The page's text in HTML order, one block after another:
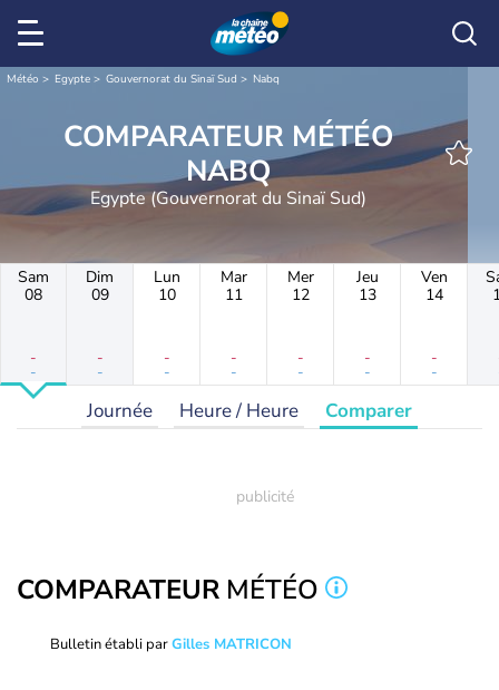
Météo Egypte Gouvernorat du Sinaï Sud Nabq
COMPARATEUR MÉTÉO
NABQ
Egypte (Gouvernorat du Sinaï Sud)
Sam
08
-
-
Dim
09
-
-
Lun
10
-
-
Mar
11
-
-
Mer
12
-
-
Jeu
13
-
-
Ven
14
-
-
Journée Heure / Heure Comparer
COMPARATEUR MÉTÉO
Bulletin établi parGilles MATRICON